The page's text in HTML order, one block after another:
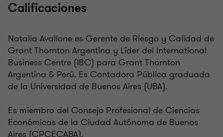
Calificaciones
Natalia Avallone es Gerente de Riesgo y Calidad de
Grant Thornton Argentina y Líder del International
Business Centre (IBC) para Grant Thornton
Argentina & Perú. Es Contadora Pública graduada
de la Universidad de Buenos Aires (UBA).
Es miembro del Consejo Profesional de Ciencias
Económicas de la Ciudad Autónoma de Buenos
Aires (CPCECABA).